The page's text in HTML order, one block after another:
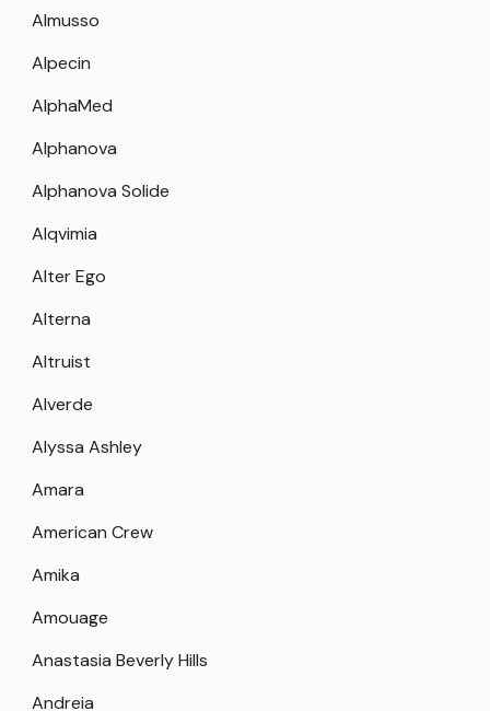
Almusso
Alpecin
AlphaMed
Alphanova
Alphanova Solide
Alqvimia
Alter Ego
Alterna
Altruist
Alverde
Alyssa Ashley
Amara
American Crew
Amika
Amouage
Anastasia Beverly Hills
Andreia